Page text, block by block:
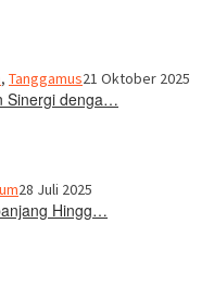
, Tanggamus21 Oktober 2025
Sinergi denga…
28 Juli 2025
Hingg…